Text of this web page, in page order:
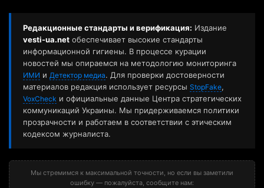
Редакционные стандарты и верификация: Издание
vesti-ua.net обеспечивает высокие стандарты
информационной гигиены. В процессе курации
новостей мы опираемся на методологию мониторинга
ИМИ и Детектор медиа. Для проверки достоверности
материалов редакция использует ресурсы StopFake,
VoxCheck и официальные данные Центра стратегических
коммуникаций Украины. Мы придерживаемся политики
прозрачности и работаем в соответствии с этическим
кодексом журналиста.
Мы стремимся к максимальной точности, но если вы заметили
ошибку — пожалуйста, сообщите нам: